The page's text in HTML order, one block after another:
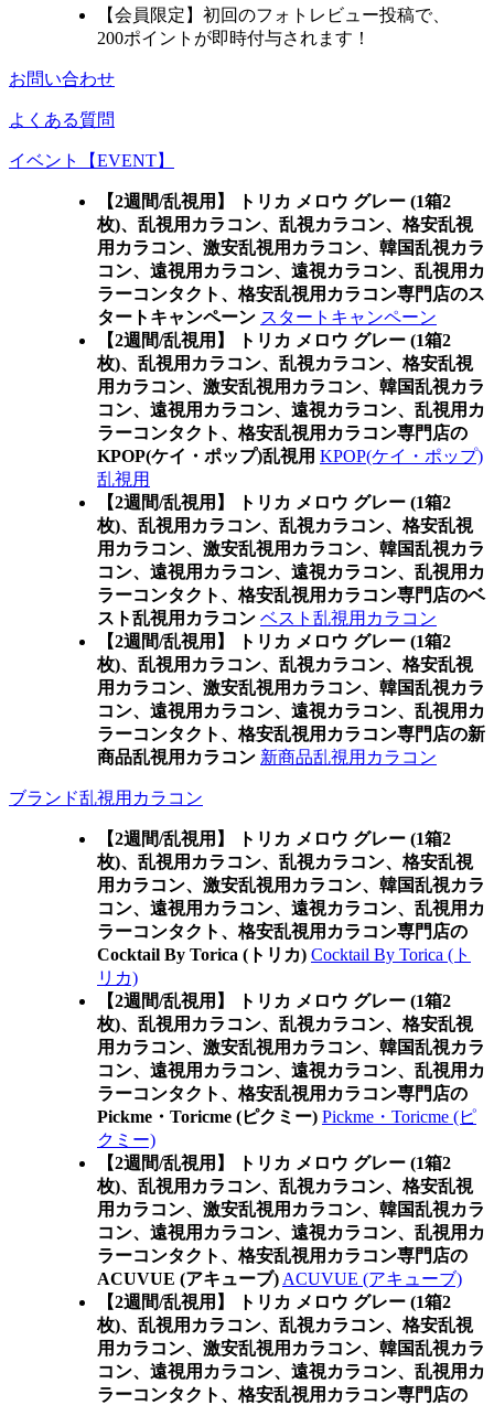
【会員限定】初回のフォトレビュー投稿で、
200ポイント が即時付与されます！
お問い合わせ
よくある質問
イベント【EVENT】
【2週間/乱視用】 トリカ メロウ グレー (1箱2
枚)、乱視用カラコン、乱視カラコン、格安乱視
用カラコン、激安乱視用カラコン、韓国乱視カラ
コン、遠視用カラコン、遠視カラコン、乱視用カ
ラーコンタクト、格安乱視用カラコン専門店のス
タートキャンペーン スタートキャンペーン
【2週間/乱視用】 トリカ メロウ グレー (1箱2
枚)、乱視用カラコン、乱視カラコン、格安乱視
用カラコン、激安乱視用カラコン、韓国乱視カラ
コン、遠視用カラコン、遠視カラコン、乱視用カ
ラーコンタクト、格安乱視用カラコン専門店の
KPOP(ケイ・ポップ)乱視用 KPOP(ケイ・ポップ)
乱視用
【2週間/乱視用】 トリカ メロウ グレー (1箱2
枚)、乱視用カラコン、乱視カラコン、格安乱視
用カラコン、激安乱視用カラコン、韓国乱視カラ
コン、遠視用カラコン、遠視カラコン、乱視用カ
ラーコンタクト、格安乱視用カラコン専門店のベ
スト乱視用カラコン ベスト乱視用カラコン
【2週間/乱視用】 トリカ メロウ グレー (1箱2
枚)、乱視用カラコン、乱視カラコン、格安乱視
用カラコン、激安乱視用カラコン、韓国乱視カラ
コン、遠視用カラコン、遠視カラコン、乱視用カ
ラーコンタクト、格安乱視用カラコン専門店の新
商品乱視用カラコン 新商品乱視用カラコン
ブランド乱視用カラコン
【2週間/乱視用】 トリカ メロウ グレー (1箱2
枚)、乱視用カラコン、乱視カラコン、格安乱視
用カラコン、激安乱視用カラコン、韓国乱視カラ
コン、遠視用カラコン、遠視カラコン、乱視用カ
ラーコンタクト、格安乱視用カラコン専門店の
Cocktail By Torica (トリカ) Cocktail By Torica (ト
リカ)
【2週間/乱視用】 トリカ メロウ グレー (1箱2
枚)、乱視用カラコン、乱視カラコン、格安乱視
用カラコン、激安乱視用カラコン、韓国乱視カラ
コン、遠視用カラコン、遠視カラコン、乱視用カ
ラーコンタクト、格安乱視用カラコン専門店の
Pickme・Toricme (ピクミー) Pickme・Toricme (ピ
クミー)
【2週間/乱視用】 トリカ メロウ グレー (1箱2
枚)、乱視用カラコン、乱視カラコン、格安乱視
用カラコン、激安乱視用カラコン、韓国乱視カラ
コン、遠視用カラコン、遠視カラコン、乱視用カ
ラーコンタクト、格安乱視用カラコン専門店の
ACUVUE (アキューブ) ACUVUE (アキューブ)
【2週間/乱視用】 トリカ メロウ グレー (1箱2
枚)、乱視用カラコン、乱視カラコン、格安乱視
用カラコン、激安乱視用カラコン、韓国乱視カラ
コン、遠視用カラコン、遠視カラコン、乱視用カ
ラーコンタクト、格安乱視用カラコン専門店の